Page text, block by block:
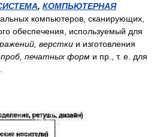
, КОМПЬЮТЕРНАЯ
компьютеров сканирующих
обеспечения используемый для
верстки и изготовления
, печатных форм и пр т. е для